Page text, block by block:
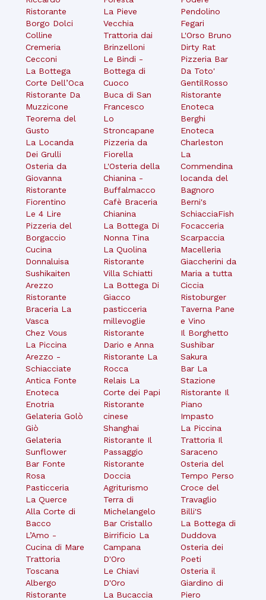
Ristorante
Borgo Dolci
Colline
Cremeria
Cecconi
La Bottega
Corte Dell’Oca
Ristorante Da
Muzzicone
Teorema del
Gusto
La Locanda
Dei Grulli
Osteria da
Giovanna
Ristorante
Fiorentino
Le 4 Lire
Pizzeria del
Borgaccio
Cucina
Donnaluisa
Sushikaiten
Arezzo
Ristorante
Braceria La
Vasca
Chez Vous
La Piccina
Arezzo -
Schiacciate
Antica Fonte
Enoteca
Enotria
Gelateria Golò
Giò
Gelateria
Sunflower
Bar Fonte
Rosa
Pasticceria
La Querce
Alla Corte di
Bacco
L’Amo -
Cucina di Mare
Trattoria
Toscana
Albergo
Ristorante
La Pieve
Vecchia
Trattoria dai
Brinzelloni
Le Bindi -
Bottega di
Cuoco
Buca di San
Francesco
Lo
Stroncapane
Pizzeria da
Fiorella
L'Osteria della
Chianina -
Buffalmacco
Cafè Braceria
Chianina
La Bottega Di
Nonna Tina
La Quolina
Ristorante
Villa Schiatti
La Bottega Di
Giacco
pasticceria
millevoglie
Ristorante
Dario e Anna
Ristorante La
Rocca
Relais La
Corte dei Papi
Ristorante
cinese
Shanghai
Ristorante Il
Passaggio
Ristorante
Doccia
Agriturismo
Terra di
Michelangelo
Bar Cristallo
Birrificio La
Campana
D'Oro
Le Chiavi
D'Oro
La Bucaccia
Pendolino
Fegari
L'Orso Bruno
Dirty Rat
Pizzeria Bar
Da Toto'
GentilRosso
Ristorante
Enoteca
Berghi
Enoteca
Charleston
La
Commendina
locanda del
Bagnoro
Berni's
SchiacciaFish
Focacceria
Scarpaccia
Macelleria
Giaccherini da
Maria a tutta
Ciccia
Ristoburger
Taverna Pane
e Vino
Il Borghetto
Sushibar
Sakura
Bar La
Stazione
Ristorante Il
Piano
Impasto
La Piccina
Trattoria Il
Saraceno
Osteria del
Tempo Perso
Croce del
Travaglio
Billi'S
La Bottega di
Duddova
Osteria dei
Poeti
Osteria il
Giardino di
Piero